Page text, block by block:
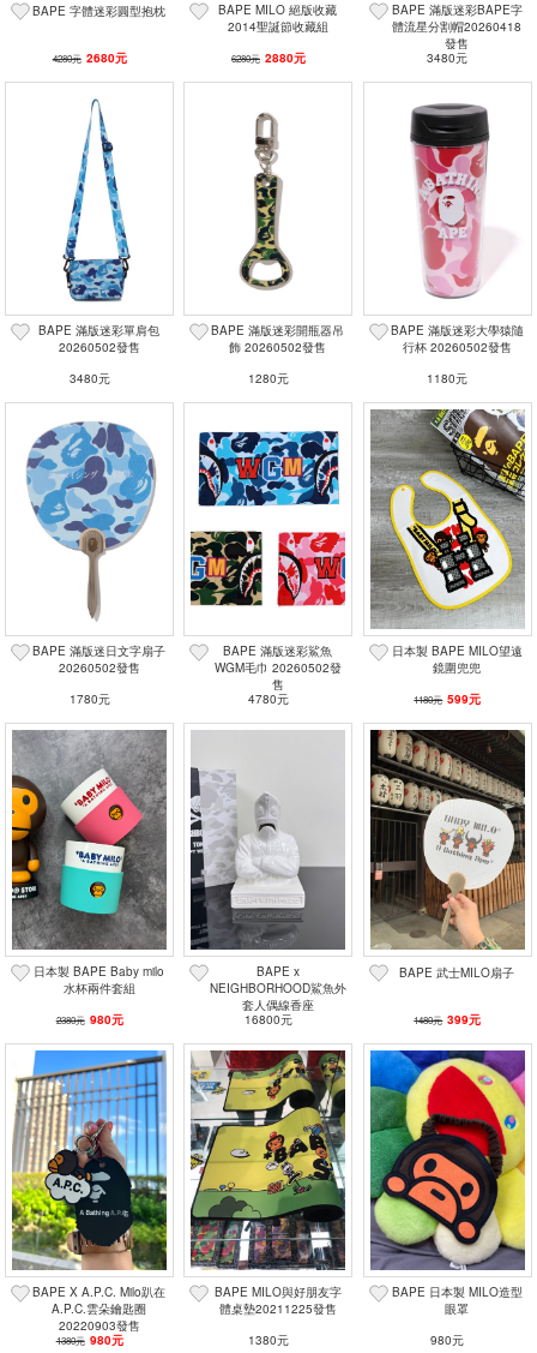
BAPE 字體迷彩圓型抱枕
4280元 2680元
BAPE MILO 絕版收藏
2014聖誕節收藏組
6280元 2880元
BAPE 滿版迷彩BAPE字
體流星分割帽20260418
發售
3480元
BAPE 滿版迷彩單肩包
20260502發售
3480元
BAPE 滿版迷彩開瓶器吊
飾 20260502發售
1280元
BAPE 滿版迷彩大學猿隨
行杯 20260502發售
1180元
BAPE 滿版迷日文字扇子
20260502發售
1780元
BAPE 滿版迷彩鯊魚
WGM毛巾 20260502發
售
4780元
日本製 BAPE MILO望遠
鏡圍兜兜
1180元 599元
日本製 BAPE Baby milo
水杯兩件套組
2380元 980元
BAPE x
NEIGHBORHOOD鯊魚外
套人偶線香座
16800元
BAPE 武士MILO扇子
1480元 399元
BAPE X A.P.C. Milo趴在
A.P.C.雲朵鑰匙圈
20220903發售
1380元 980元
BAPE MILO與好朋友字
體桌墊20211225發售
1380元
BAPE 日本製 MILO造型
眼罩
980元